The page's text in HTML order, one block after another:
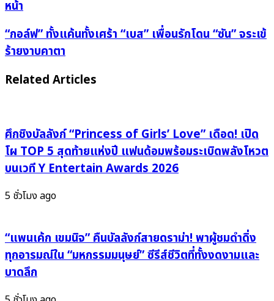
รอบ
30
ปี
เปิด
ตัว
ภาพยนตร์
รวม
ถึง
โปร
เจ
กต์
แฟน
ใน
ปี
หน้า
หน้า
“กอล์ฟ”
ทั้ง
ทั้ง
ร้าย
งาบ
คาตา
“กอล์ฟ” ทั้งแค้นทั้งเศร้า “เบส” เพื่อนรักโดน “ซัน” จระเข้
ร้ายงาบคาตา
Related Articles
ศึกชิงบัลลังก์ “Princess of Girls’ Love” เดือด! เปิด
โผ TOP 5 สุดท้ายแห่งปี แฟนด้อมพร้อมระเบิดพลังโหวต
บนเวที Y Entertain Awards 2026
5 ชั่วโมง ago
“แพนเค้ก เขมนิจ” คืนบัลลังก์สายดราม่า! พาผู้ชมดำดิ่ง
ทุกอารมณ์ใน “มหกรรมมนุษย์” ซีรีส์ชีวิตที่ทั้งงดงามและ
บาดลึก